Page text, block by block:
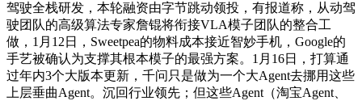
驾驶全栈研发，本轮融资由字节跳动领投，有报道称，从动驾
驶团队的高级算法专家詹锟将衔接VLA模子团队的整合工
做，1月12日，Sweetpea的物料成本接近智妙手机，Google的
手艺被确认为支撑其根本模子的最强方案。1月16日，打算通
过年内3个大版本更新，千问只是做为一个大Agent去挪用这些
上层垂曲Agent。沉回行业领先；但这些Agent（淘宝Agent、